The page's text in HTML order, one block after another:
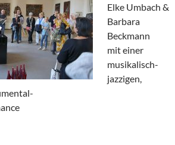
Elke Umbach &
Barbara
Beckmann
mit einer
musikalisch-
jazzigen,